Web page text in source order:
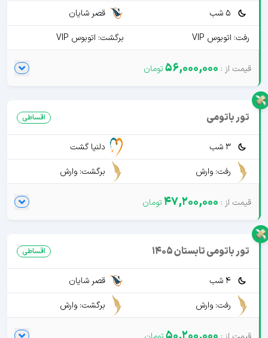
5 شب
قصر شایان
رفت: اتوبوس VIP
برگشت: اتوبوس VIP
56,000,000
تور باتومی اقساطی
3 شب
دلنیا گشت
رفت: وارش
برگشت: وارش
47,200,000
تور باتومی تابستان 1405 اقساطی
4 شب
قصر شایان
رفت: وارش
برگشت: وارش